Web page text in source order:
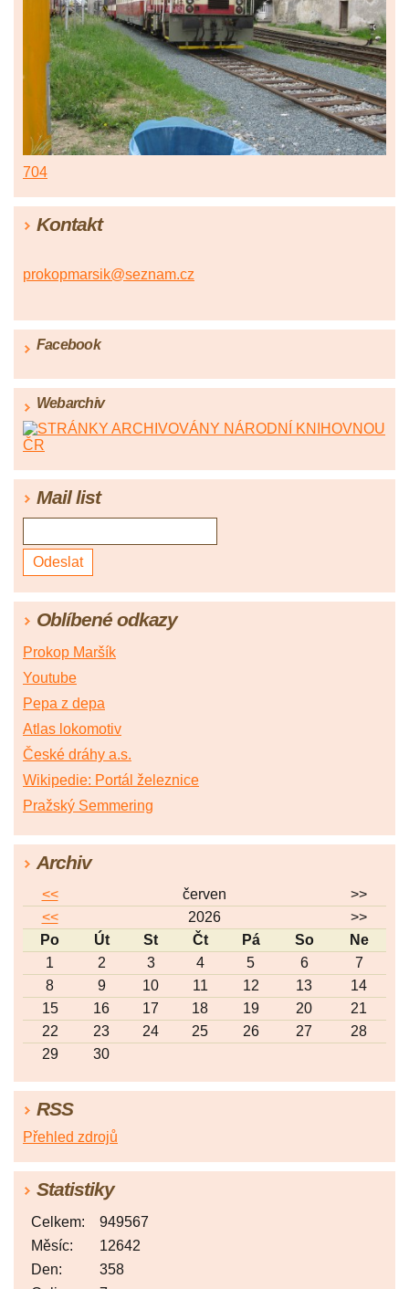
704
Kontakt
prokopmarsik@seznam.cz
Facebook
Webarchiv
Mail list
Oblíbené odkazy
Prokop Maršík
Youtube
Pepa z depa
Atlas lokomotiv
České dráhy a.s.
Wikipedie: Portál železnice
Pražský Semmering
Archiv
<< červen
>>
<<
2026
>>
Po
Út St Čt Pá So
Ne
1
2 3 4 5 6
7
8
9 10 11 12 13
14
15
16 17 18 19 20
21
22
23 24 25 26 27
28
29
30
RSS
Přehled zdrojů
Statistiky
Celkem:
949567
Měsíc:
12642
Den:
358